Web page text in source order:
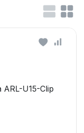
U15-Clip